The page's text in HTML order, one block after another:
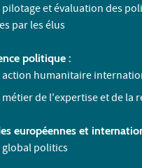
pilotage et évaluation des
par les élus
politique :
action humanitaire
de l'expertise et de la
européennes et
global politics